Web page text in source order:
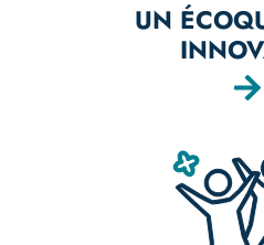
UN